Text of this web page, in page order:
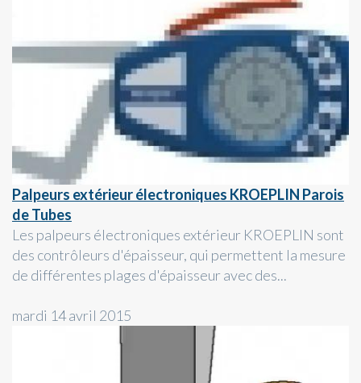
Palpeurs extérieur électroniques KROEPLIN Parois
de Tubes
Les palpeurs électroniques extérieur KROEPLIN sont
des contrôleurs d'épaisseur, qui permettent la mesure
de différentes plages d'épaisseur avec des...
mardi 14 avril 2015